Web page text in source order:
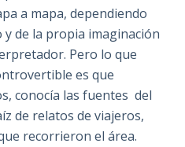
a mapa, dependiendo
de la propia imaginación
Pero lo que
es que
conocía las fuentes del
de relatos de viajeros,
recorrieron el área.